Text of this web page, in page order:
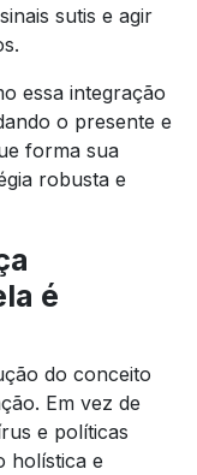
sutis e agir
essa integração
o presente e
forma sua
robusta e
é
do conceito
Em vez de
e políticas
holística e